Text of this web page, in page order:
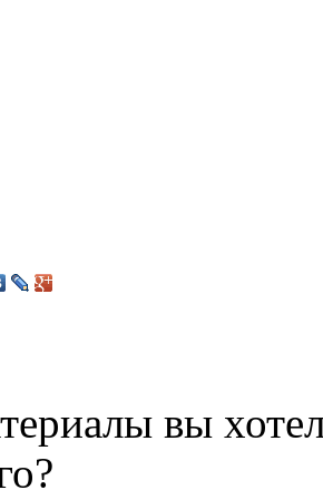
вы